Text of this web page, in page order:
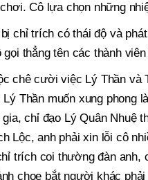
Cô lựa chọn những
chỉ trích có thái độ và
gọi thẳng tên các thành
chê cười việc Lý Thần và
Lý Thần muốn xung phong
chỉ đạo Lý Quân Nhuệ
Lộc, anh phải xin lỗi cô
trích coi thường đàn anh,
chọe bắt người khác